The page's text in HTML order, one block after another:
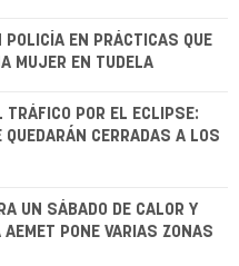
POLICÍA EN PRÁCTICAS QUE
MUJER EN TUDELA
TRÁFICO POR EL ECLIPSE:
CERRADAS A LOS
UN SÁBADO DE CALOR Y
PONE VARIAS ZONAS